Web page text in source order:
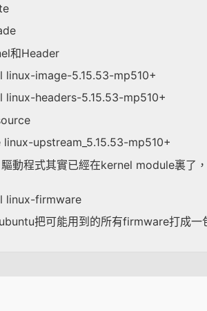
和Header
linux-image-5.15.53-mp510+
linux-headers-5.15.53-mp510+
upstream_5.15.53-mp510+
動程式其實已經在kernel module裏了
linux-firmware
把可能用到的所有firmware打成一